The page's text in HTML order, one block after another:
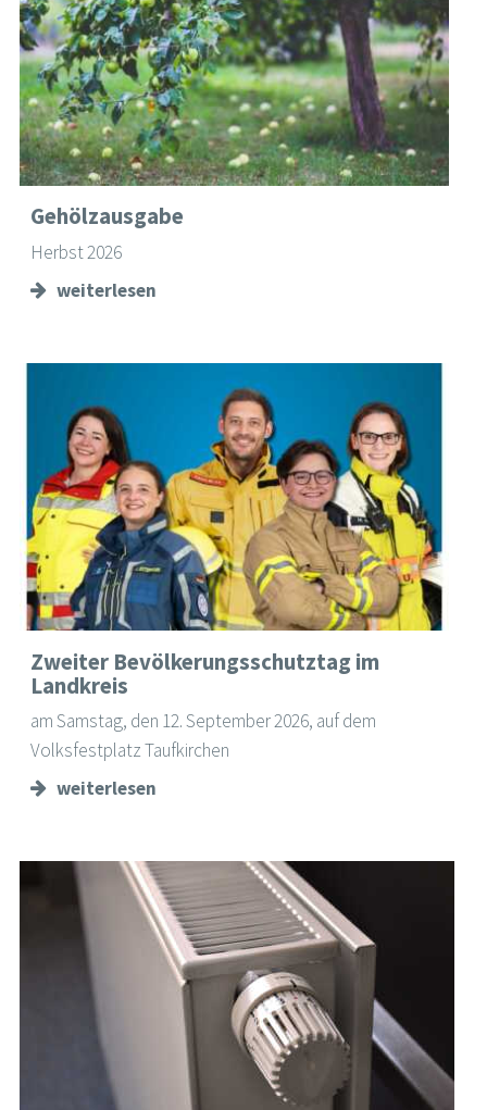
Gehölzausgabe
Herbst 2026
weiterlesen
Zweiter Bevölkerungsschutztag im
Landkreis
am Samstag, den 12. September 2026, auf dem
Volksfestplatz Taufkirchen
weiterlesen